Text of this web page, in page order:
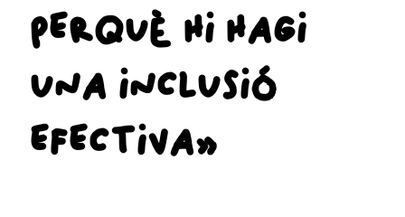
PERQUÈ HI HAGI
UNA INCLUSIÓ
EFECTIVA»